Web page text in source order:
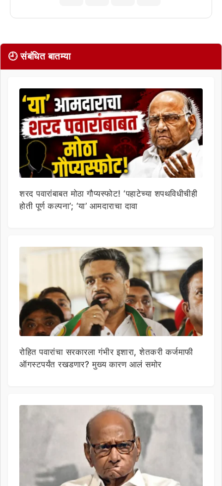
🕘 संबंधित बातम्या
शरद पवारांबाबत मोठा गौप्यस्फोट! ‘पहाटेच्या शपथविधीचीही
होती पूर्ण कल्पना’; ‘या’ आमदाराचा दावा
रोहित पवारांचा सरकारला गंभीर इशारा, शेतकरी कर्जमाफी
ऑगस्टपर्यंत रखडणार? मुख्य कारण आलं समोर